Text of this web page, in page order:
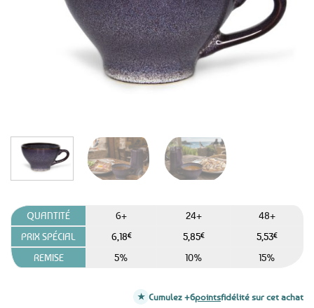
favoris
QUANTITÉ 6+ 24+
48+
PRIX SPÉCIAL
6,18€ 5,85€ 5,53€
REMISE 5% 10% 15%
Cumulez +6pointsfidélité sur cet achat